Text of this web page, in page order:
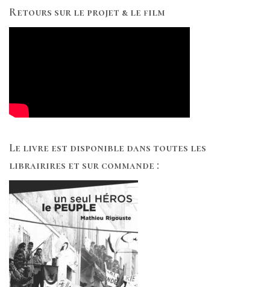
Retours sur le projet & le film
Le livre est disponible dans toutes les
librairires et sur commande :